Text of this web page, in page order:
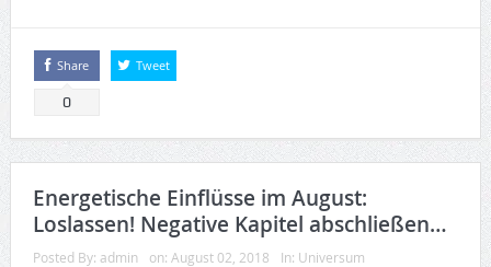
Share
0
Tweet
Energetische Einflüsse im August:
Loslassen! Negative Kapitel abschließen…
Posted By: admin on: August 02, 2018 In: Universum